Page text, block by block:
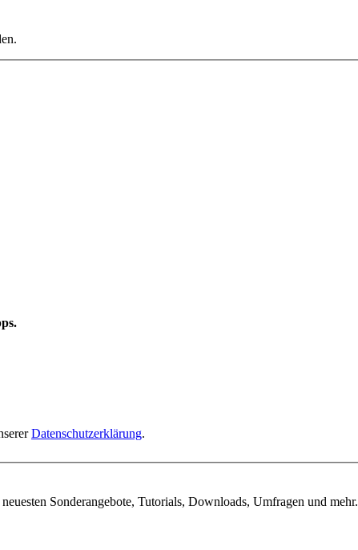
Datenschutzerklärung.
Sonderangebote, Tutorials, Downloads, Umfragen und mehr.